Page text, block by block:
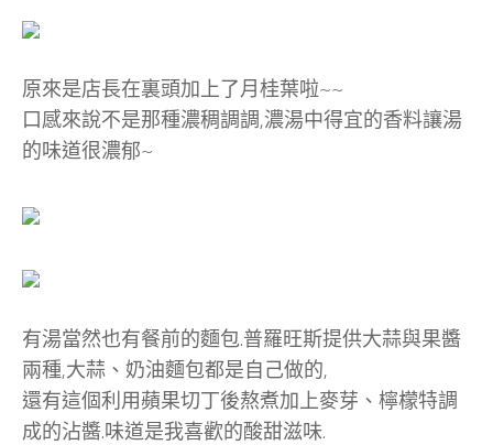
原來是店長在裏頭加上了月桂葉啦~~
口感來說不是那種濃稠調調,濃湯中得宜的香料讓湯
的味道很濃郁~
有湯當然也有餐前的麵包.普羅旺斯提供大蒜與果醬
兩種,大蒜、奶油麵包都是自己做的,
還有這個利用蘋果切丁後熬煮加上麥芽、檸檬特調
成的沾醬.味道是我喜歡的酸甜滋味.